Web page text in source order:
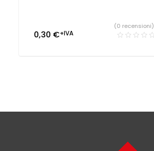
0,30 €+IVA
(0 recensioni)